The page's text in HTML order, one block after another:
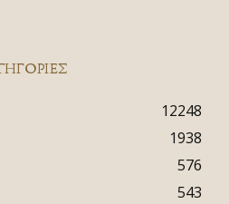
12248
1938
576
543